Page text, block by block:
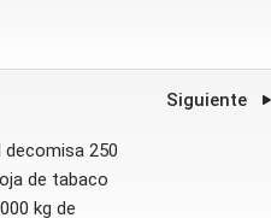
Siguiente
decomisa 250
de tabaco
kg de